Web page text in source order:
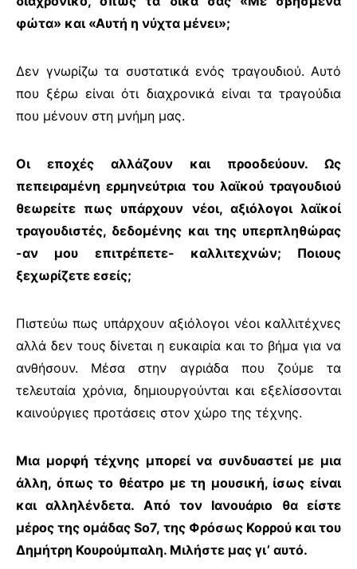
φώτα» και «Αυτή η νύχτα μένει»;
Δεν γνωρίζω τα συστατικά ενός τραγουδιού. Αυτό
που ξέρω είναι ότι διαχρονικά είναι τα τραγούδια
που μένουν στη μνήμη μας.
Οι εποχές αλλάζουν και προοδεύουν. Ως
πεπειραμένη ερμηνεύτρια του λαϊκού τραγουδιού
θεωρείτε πως υπάρχουν νέοι, αξιόλογοι λαϊκοί
τραγουδιστές, δεδομένης και της υπερπληθώρας
-αν μου επιτρέπετε- καλλιτεχνών; Ποιους
ξεχωρίζετε εσείς;
Πιστεύω πως υπάρχουν αξιόλογοι νέοι καλλιτέχνες
αλλά δεν τους δίνεται η ευκαιρία και το βήμα για να
ανθήσουν. Μέσα στην αγριάδα που ζούμε τα
τελευταία χρόνια, δημιουργούνται και εξελίσσονται
καινούργιες προτάσεις στον χώρο της τέχνης.
Μια μορφή τέχνης μπορεί να συνδυαστεί με μια
άλλη, όπως το θέατρο με τη μουσική, ίσως είναι
και αλληλένδετα. Από τον Ιανουάριο θα είστε
μέρος της ομάδαςSo7, της Φρόσως Κορρού και του
Δημήτρη Κουρούμπαλη. Μιλήστε μας γι’ αυτό.